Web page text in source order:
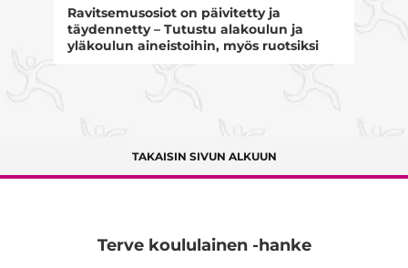
Ravitsemusosiot on päivitetty ja
täydennetty – Tutustu alakoulun ja
yläkoulun aineistoihin, myös ruotsiksi
TAKAISIN SIVUN ALKUUN
Terve koululainen -hanke